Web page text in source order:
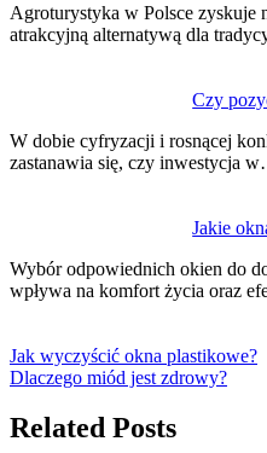
Agroturystyka w Polsce zyskuje
atrakcyjną alternatywą dla
Czy
W dobie cyfryzacji i rosnącej
zastanawia się, czy inwestycja
Jakie
Wybór odpowiednich okien do
wpływa na komfort życia oraz
Jak wyczyścić okna plastikowe?
Dlaczego miód jest zdrowy?
Related Posts